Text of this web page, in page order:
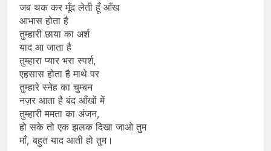
जब थक कर मूँद लेती हूँ आँख
आभास होता है
तुम्हारी छाया का अर्श
याद आ जाता है
तुम्हारा प्यार भरा स्पर्श,
एहसास होता है माथे पर
तुम्हारे स्नेह का चुम्बन
नज़र आता है बंद आँखों में
तुम्हारी ममता का अंजन,
हो सके तो एक झलक दिखा जाओ तुम
माँ, बहुत याद आती हो तुम।